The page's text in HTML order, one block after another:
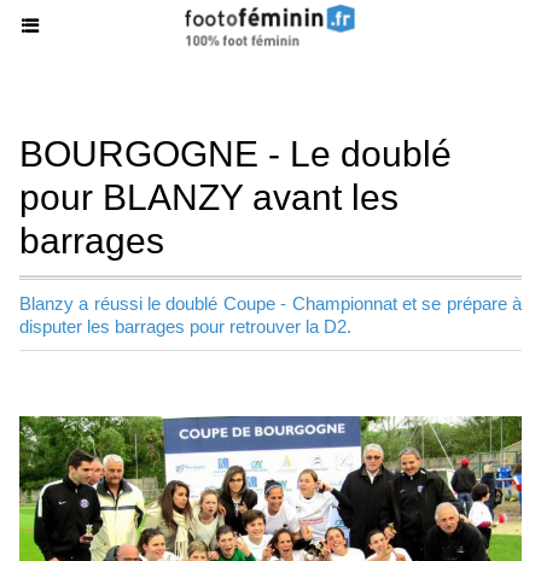
BOURGOGNE - Le doublé
pour BLANZY avant les
barrages
Blanzy a réussi le doublé Coupe - Championnat et se prépare à
disputer les barrages pour retrouver la D2.